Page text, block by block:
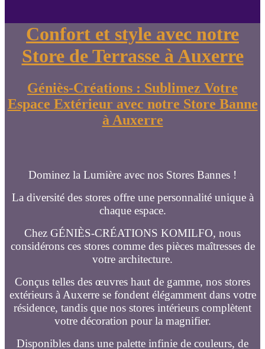
Confort et style avec notre
Store de Terrasse à Auxerre
Géniès-Créations : Sublimez Votre
Espace Extérieur avec notre Store Banne
à Auxerre
Dominez la Lumière avec nos Stores Bannes !
La diversité des stores offre une personnalité unique à
chaque espace.
Chez GÉNIÈS-CRÉATIONS KOMILFO, nous
considérons ces stores comme des pièces maîtresses de
votre architecture.
Conçus telles des œuvres haut de gamme, nos stores
extérieurs à Auxerre se fondent élégamment dans votre
résidence, tandis que nos stores intérieurs complètent
votre décoration pour la magnifier.
Disponibles dans une palette infinie de couleurs, de